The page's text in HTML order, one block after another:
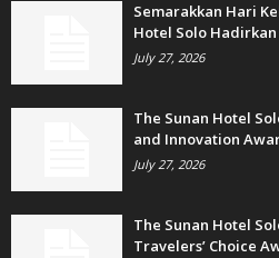
Semarakkan Hari
Hotel Solo Hadirkan
July 27, 2026
The Sunan Hotel
and Innovation
July 27, 2026
The Sunan Hotel
Travelers’ Choice